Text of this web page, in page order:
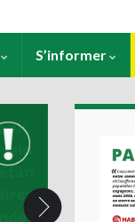
S’informer